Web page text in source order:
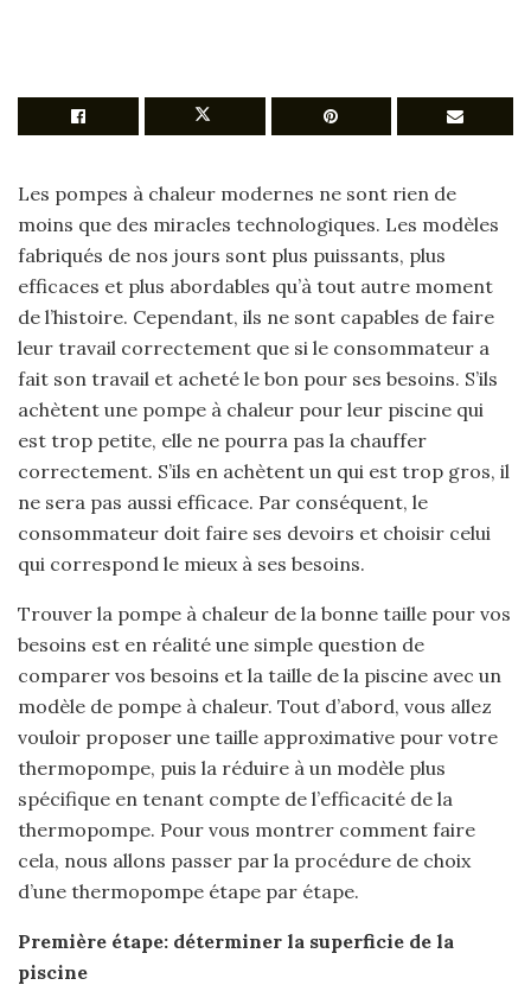
Les pompes à chaleur modernes ne sont rien de
moins que des miracles technologiques. Les modèles
fabriqués de nos jours sont plus puissants, plus
efficaces et plus abordables qu’à tout autre moment
de l’histoire. Cependant, ils ne sont capables de faire
leur travail correctement que si le consommateur a
fait son travail et acheté le bon pour ses besoins. S’ils
achètent une pompe à chaleur pour leur piscine qui
est trop petite, elle ne pourra pas la chauffer
correctement. S’ils en achètent un qui est trop gros, il
ne sera pas aussi efficace. Par conséquent, le
consommateur doit faire ses devoirs et choisir celui
qui correspond le mieux à ses besoins.
Trouver la pompe à chaleur de la bonne taille pour vos
besoins est en réalité une simple question de
comparer vos besoins et la taille de la piscine avec un
modèle de pompe à chaleur. Tout d’abord, vous allez
vouloir proposer une taille approximative pour votre
thermopompe, puis la réduire à un modèle plus
spécifique en tenant compte de l’efficacité de la
thermopompe. Pour vous montrer comment faire
cela, nous allons passer par la procédure de choix
d’une thermopompe étape par étape.
Première étape: déterminer la superficie de la
piscine